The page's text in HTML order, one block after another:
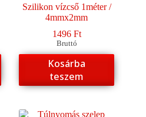
Szilikon vízcső 1méter /
4mmx2mm
1496 Ft
Bruttó
Kosárba
teszem